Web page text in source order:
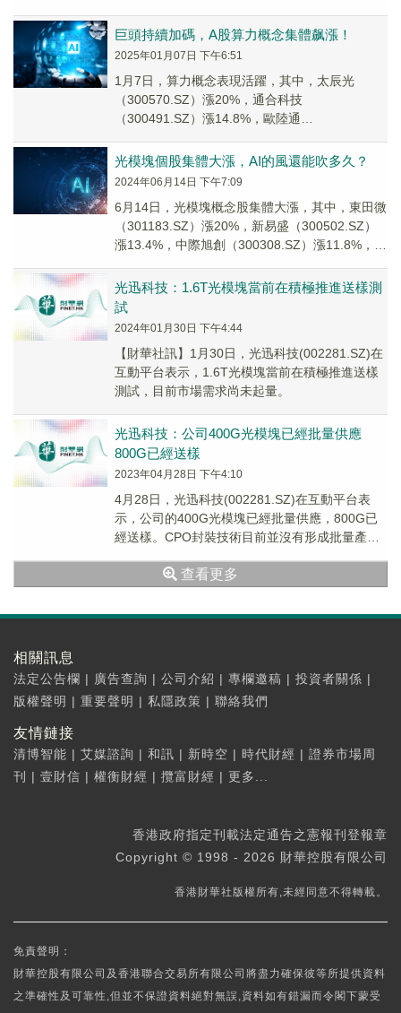
巨頭持續加碼，A股算力概念集體飙漲！
2025年01月07日 下午6:51
1月7日，算力概念表現活躍，其中，太辰光
（300570.SZ）漲20%，通合科技
（300491.SZ）漲14.8%，歐陸通
光模塊個股集體大漲，AI的風還能吹多久？
2024年06月14日 下午7:09
6月14日，光模塊概念股集體大漲，其中，東田微
（301183.SZ）漲20%，新易盛（300502.SZ）
漲13.4%，中際旭創（300308.SZ）漲11.8%，劍
光迅科技：1.6T光模塊當前在積極推進送樣測
試
2024年01月30日 下午4:44
【財華社訊】1月30日，光迅科技(002281.SZ)在
互動平台表示，1.6T光模塊當前在積極推進送樣
測試，目前市場需求尚未起量。
光迅科技：公司400G光模塊已經批量供應
800G已經送樣
2023年04月28日 下午4:10
4月28日，光迅科技(002281.SZ)在互動平台表
示，公司的400G光模塊已經批量供應，800G已
經送樣。CPO封裝技術目前並沒有形成批量產
查看更多
相關訊息
法定公告欄 | 廣告查詢 | 公司介紹 | 專欄邀稿 | 投資者關係 |
版權聲明 | 重要聲明 | 私隱政策 | 聯絡我們
友情鏈接
清博智能 | 艾媒諮詢 | 和訊 | 新時空 | 時代財經 | 證券市場周
刊
| 壹財信 | 權衡財經 | 攬富財經 | 更多...
香港政府指定刊載法定通告之憲報刊登報章
Copyright © 1998 - 2026 財華控股有限公司
香港財華社版權所有,未經同意不得轉載。
免責聲明：
財華控股有限公司及香港聯合交易所有限公司將盡力確保彼等所提供資料
之準確性及可靠性,但並不保證資料絕對無誤,資料如有錯漏而令閣下蒙受